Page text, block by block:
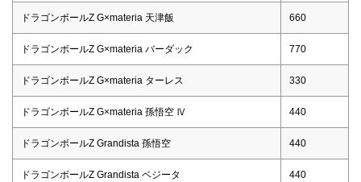
ドラゴンボールZ G×materia 天津飯 660
ドラゴンボールZ G×materia バーダック 770
ドラゴンボールZ G×materia ターレス 330
ドラゴンボールZ G×materia 孫悟空 Ⅳ 440
ドラゴンボールZ Grandista 孫悟空 440
ドラゴンボールZ Grandista ベジータ 440